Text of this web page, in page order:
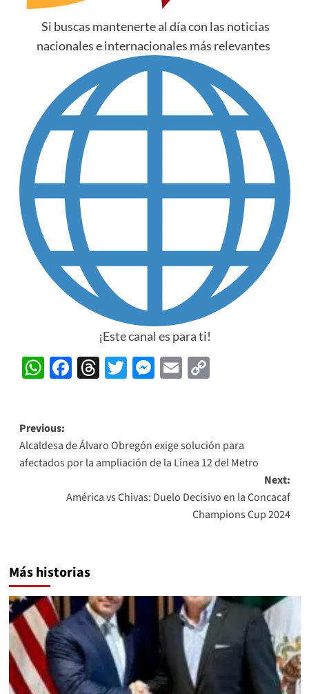
Si buscas mantenerte al día con las noticias
nacionales e internacionales más relevantes
¡Este canal es para ti!
WhatsApp
Facebook
Threads
Twitter
Messenger
EmailCopy
Post
navigation
Previous:
Alcaldesa de Álvaro Obregón exige solución para
afectados por la ampliación de la Línea 12 del Metro
Next:
América vs Chivas: Duelo Decisivo en la Concacaf
Champions Cup 2024
Más historias